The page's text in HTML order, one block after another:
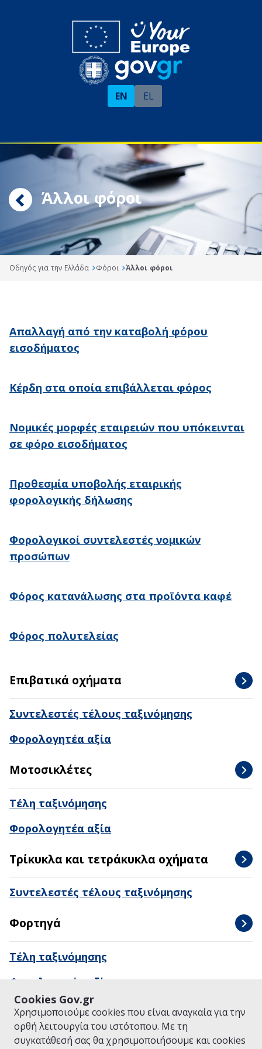
Cookies Gov.gr
Χρησιμοποιούμε cookies που είναι αναγκαία για την
ορθή λειτουργία του ιστότοπου. Με τη
συγκατάθεσή σας θα χρησιμοποιήσουμε και cookies
EN EL
Άλλοι φόροι
Οδηγός για την Ελλάδα Φόροι Άλλοι φόροι
Απαλλαγή από την καταβολή φόρου
εισοδήματος
Κέρδη στα οποία επιβάλλεται φόρος
Νομικές μορφές εταιρειών που υπόκεινται
σε φόρο εισοδήματος
Προθεσμία υποβολής εταιρικής
φορολογικής δήλωσης
Φορολογικοί συντελεστές νομικών
προσώπων
Φόρος κατανάλωσης στα προϊόντα καφέ
Φόρος πολυτελείας
Επιβατικά οχήματα
Συντελεστές τέλους ταξινόμησης
Φορολογητέα αξία
Μοτοσικλέτες
Τέλη ταξινόμησης
Φορολογητέα αξία
Τρίκυκλα και τετράκυκλα οχήματα
Συντελεστές τέλους ταξινόμησης
Φορτηγά
Τέλη ταξινόμησης
Φορολογητέα αξία